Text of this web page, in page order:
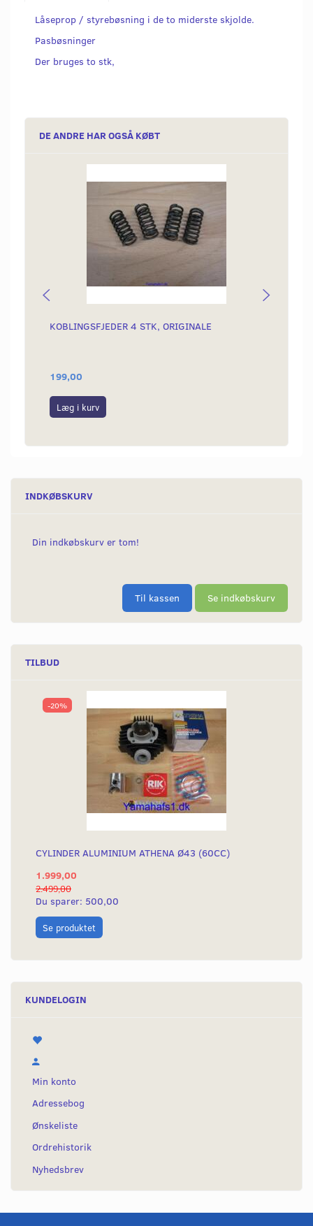
Låseprop / styrebøsning i de to miderste skjolde.
Pasbøsninger
Der bruges to stk,
DE ANDRE HAR OGSÅ KØBT
KOBLINGSFJEDER 4 STK, ORIGINALE
199,00
Læg i kurv
INDKØBSKURV
Din indkøbskurv er tom!
Til kassen Se indkøbskurv
TILBUD
-20%
CYLINDER ALUMINIUM ATHENA Ø43 (60CC)
1.999,00
2.499,00
Du sparer: 500,00
Se produktet
KUNDELOGIN
Min konto
Adressebog
Ønskeliste
Ordrehistorik
Nyhedsbrev